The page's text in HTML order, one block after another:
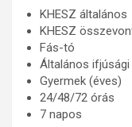
KHESZ általános
KHESZ
Fás-tó
Általános ifjúsági
Gyermek (éves)
24/48/72 órás
7 napos